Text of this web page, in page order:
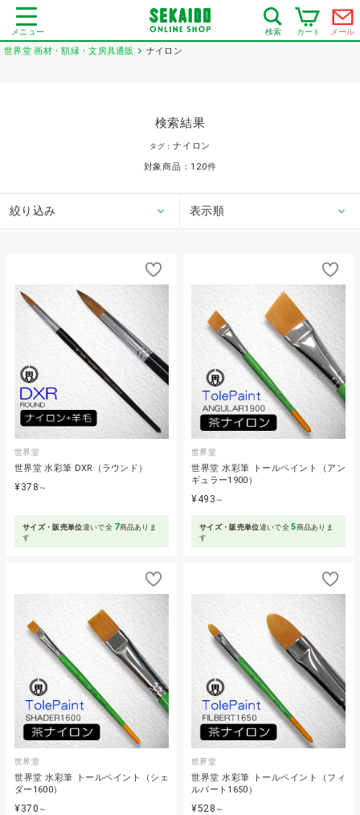
メニュー 検索 カート メール
世界堂 画材・額縁・文房具通販 ナイロン
検索結果
タグ：ナイロン
対象商品： 120件
絞り込み 表示順
世界堂
世界堂 水彩筆 DXR（ラウンド）
¥378 ～
サイズ・販売単位違いで全 7商品ありま
す
世界堂
世界堂 水彩筆 トールペイント（アン
ギュラー1900）
¥493 ～
サイズ・販売単位違いで全5商品ありま
す
世界堂
世界堂 水彩筆 トールペイント（シェ
ダー1600）
¥370 ～
世界堂
世界堂 水彩筆 トールペイント（フィ
ルバート1650）
¥528 ～